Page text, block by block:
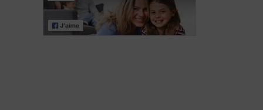
Hemofilie en
een
kinderwens
het vinden van
een baan: wat
moet u weten?